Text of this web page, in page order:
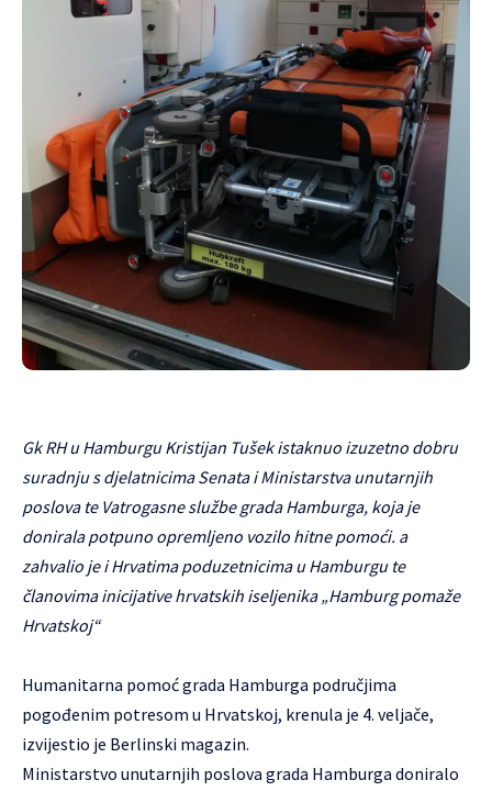
Gk RH u Hamburgu Kristijan Tušek istaknuo izuzetno dobru
suradnju s djelatnicima Senata i Ministarstva unutarnjih
poslova te Vatrogasne službe grada Hamburga, koja je
donirala potpuno opremljeno vozilo hitne pomoći. a
zahvalio je i Hrvatima poduzetnicima u Hamburgu te
članovima inicijative hrvatskih iseljenika „Hamburg pomaže
Hrvatskoj“
Humanitarna pomoć grada Hamburga područjima
pogođenim potresom u Hrvatskoj, krenula je 4. veljače,
izvijestio je Berlinski magazin.
Ministarstvo unutarnjih poslova grada Hamburga doniralo